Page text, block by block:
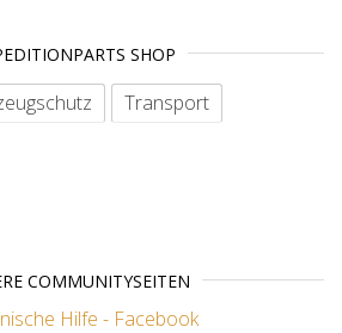
SHOP
Transport
COMMUNITYSEITEN
Hilfe - Facebook